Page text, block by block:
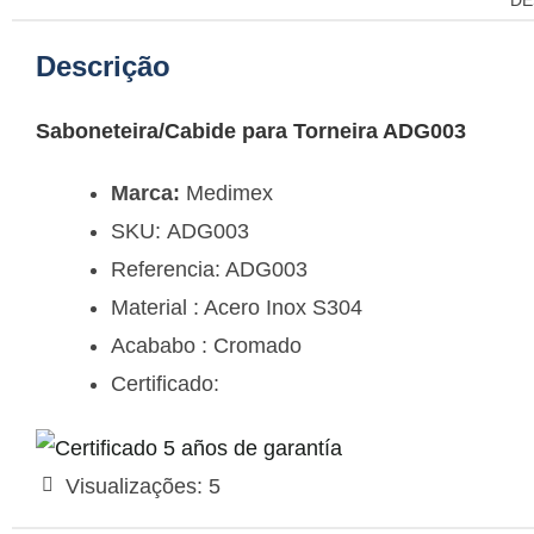
Descrição
Saboneteira/Cabide para Torneira ADG003
Marca: Medimex
SKU: ADG003
Referencia: ADG003
Material : Acero Inox S304
Acababo : Cromado
Certificado:
Visualizações: 5